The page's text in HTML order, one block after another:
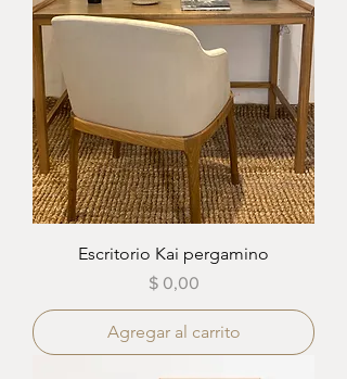
Escritorio Kai pergamino
Precio
$ 0,00
Agregar al carrito